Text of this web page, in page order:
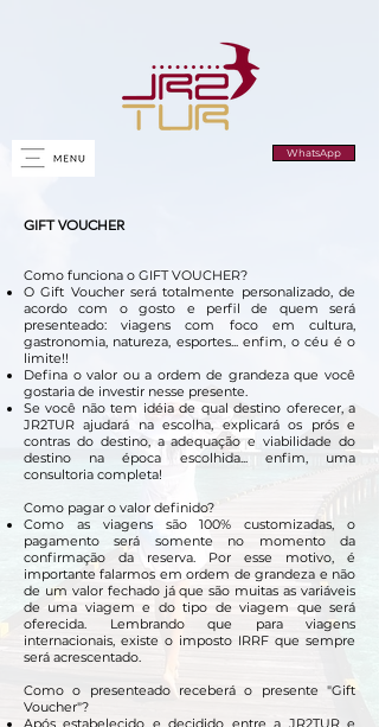
WhatsApp
GIFT VOUCHER
Como funciona o GIFT VOUCHER?
O Gift Voucher será totalmente personalizado, de
acordo com o gosto e perfil de quem será
presenteado: viagens com foco em cultura,
gastronomia, natureza, esportes... enfim, o céu é o
limite!!
Defina o valor ou a ordem de grandeza que você
gostaria de investir nesse presente.
Se você não tem idéia de qual destino oferecer, a
JR2TUR ajudará na escolha, explicará os prós e
contras do destino, a adequação e viabilidade do
destino na época escolhida... enfim, uma
consultoria completa!
Como pagar o valor definido?
Como as viagens são 100% customizadas, o
pagamento será somente no momento da
confirmação da reserva. Por esse motivo, é
importante falarmos em ordem de grandeza e não
de um valor fechado já que são muitas as variáveis
de uma viagem e do tipo de viagem que será
oferecida. Lembrando que para viagens
internacionais, existe o imposto IRRF que sempre
será acrescentado.
Como o presenteado receberá o presente "Gift
Voucher"?
Após estabelecido e decidido entre a JR2TUR e